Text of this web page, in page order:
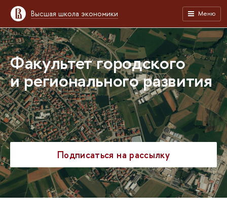
Высшая школа экономики Меню
Факультет городского
и регионального развития
Подписаться на рассылку